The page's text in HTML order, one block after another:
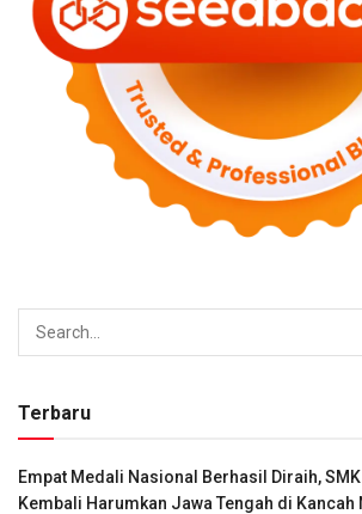
Terbaru
Empat Medali Nasional Berhasil Diraih,
Kembali Harumkan Jawa Tengah di Kancah